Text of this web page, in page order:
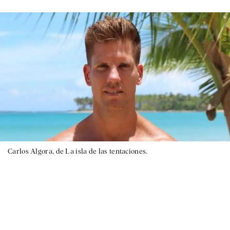
Carlos Algora, de La isla de las tentaciones.